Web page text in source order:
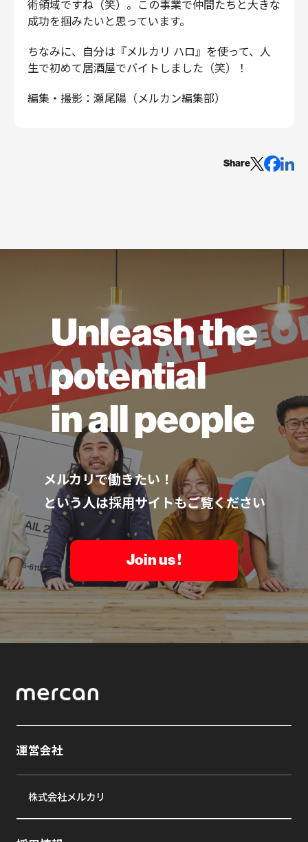
術領域ですね（笑）。この事業で仲間たちと大きな
成功を掴みたいと思っています。
ちなみに、自分は『メルカリ ハロ』を使って、人
生で初めて居酒屋でバイトしました（笑）！
編集・撮影：瀬尾陽（メルカン編集部）
Share
Unleash the
potential
in all people
メルカリで働きたい！
という人は採用サイトもご覧ください
Join us !
運営会社
株式会社メルカリ